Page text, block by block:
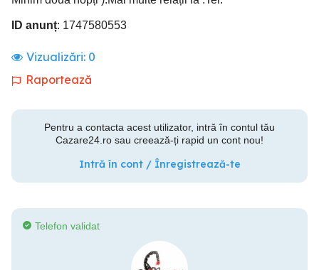
ID anunț: 1747580553
Vizualizări: 0
Raportează
Pentru a contacta acest utilizator, intră în contul tău
Cazare24.ro sau creează-ți rapid un cont nou!
Intră în cont / Înregistrează-te
Telefon validat